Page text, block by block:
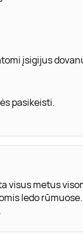
įsigijus
pasikeisti.
visus metus
ledo rūmuose.